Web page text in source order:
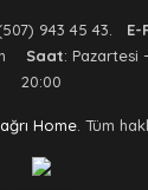
943 45 43. E-
Saat: Pazartesi
20:00
Home. Tüm